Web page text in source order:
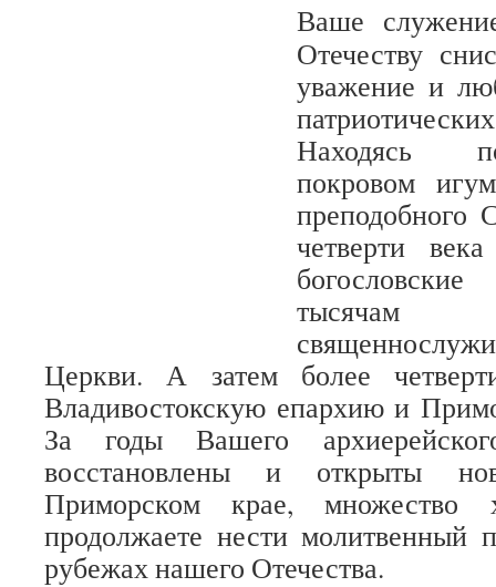
Ваше
Отечеству
уважение и
Находясь
покровом
преподобного
четверти
Церкви. А затем более
Владивостокскую епархию и
За годы Вашего
восстановлены и открыты
Приморском крае,
продолжаете нести молитвенный
рубежах нашего Отечества.